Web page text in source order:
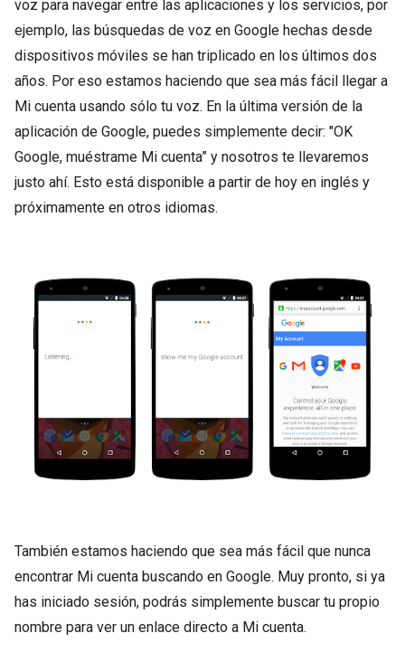
voz para navegar entre las aplicaciones y los servicios, por
ejemplo, las búsquedas de voz en Google hechas desde
dispositivos móviles se han triplicado en los últimos dos
años. Por eso estamos haciendo que sea más fácil llegar a
Mi cuenta usando sólo tu voz. En la última versión de la
aplicación de Google, puedes simplemente decir: "OK
Google, muéstrame Mi cuenta” y nosotros te llevaremos
justo ahí. Esto está disponible a partir de hoy en inglés y
próximamente en otros idiomas.
También estamos haciendo que sea más fácil que nunca
encontrar Mi cuenta buscando en Google. Muy pronto, si ya
has iniciado sesión, podrás simplemente buscar tu propio
nombre para ver un enlace directo a Mi cuenta.